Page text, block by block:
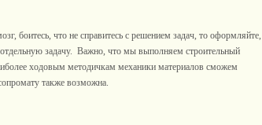
боитесь, что не справитесь с решением задач, то оформляйте,
задачу. Важно, что мы выполняем строительный
ходовым методичкам механики материалов сможем
также возможна.